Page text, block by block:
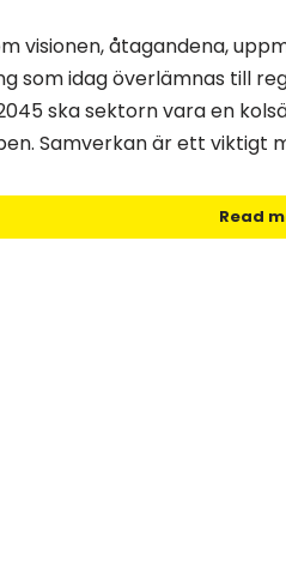
visionen, åtagandena,
som idag överlämnas till
ska sektorn vara en
Samverkan är ett viktigt
Read